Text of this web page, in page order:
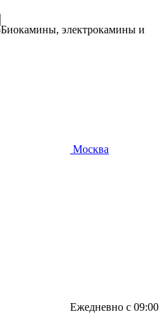
Биокамины, электрокамины и
Москва
Ежедневно с 09:00